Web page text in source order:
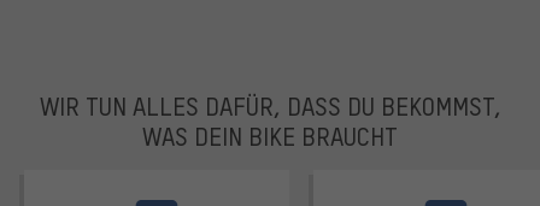
WIR TUN ALLES DAFÜR, DASS DU BEKOMMST,
WAS DEIN BIKE BRAUCHT